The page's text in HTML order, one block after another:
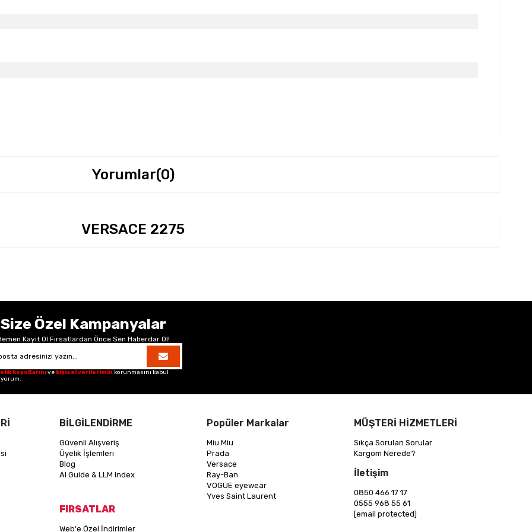
Yorumlar(0)
VERSACE 2275
Size Özel Kampanyalar
Kayıt Ol Fırsatlardan Önce Sen Haberdar Ol!
koşullarınıve kişisel verilerimin korunmasını kabul
BİLGİLENDİRME
Güvenli Alışveriş
Üyelik İşlemleri
Blog
AI Guide & LLM Index
FIRSATLAR
Web'e Özel İndirimler
Popüler Markalar
Miu Miu
Prada
Versace
Ray-Ban
VOGUE eyewear
Yves Saint Laurent
MÜŞTERİ HİZMETLERİ
Sıkça Sorulan Sorular
Kargom Nerede?
İletişim
0850 466 17 17
0555 968 55 61
[email protected]